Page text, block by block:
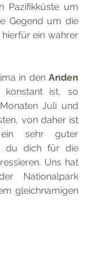
Pazifikküste um
hierfür ein wahrer
in den Anden
konstant ist, so
Juli und
von daher ist
sehr guter
du dich für die
Uns hat
gleichnamigen